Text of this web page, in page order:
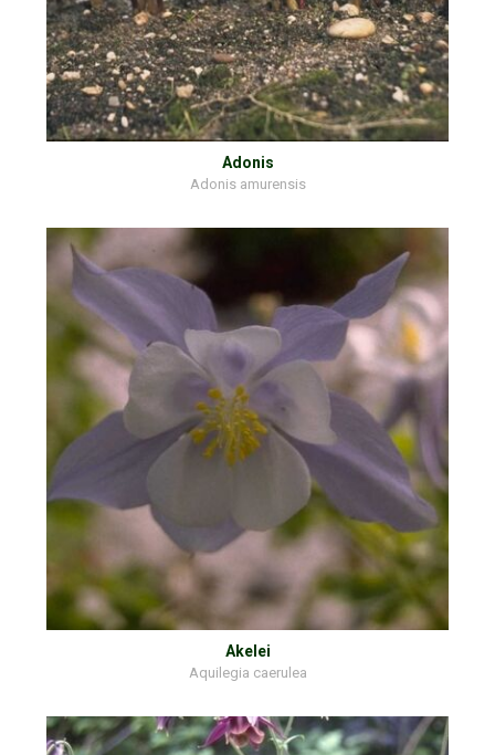
Adonis
Adonis amurensis
Akelei
Aquilegia caerulea